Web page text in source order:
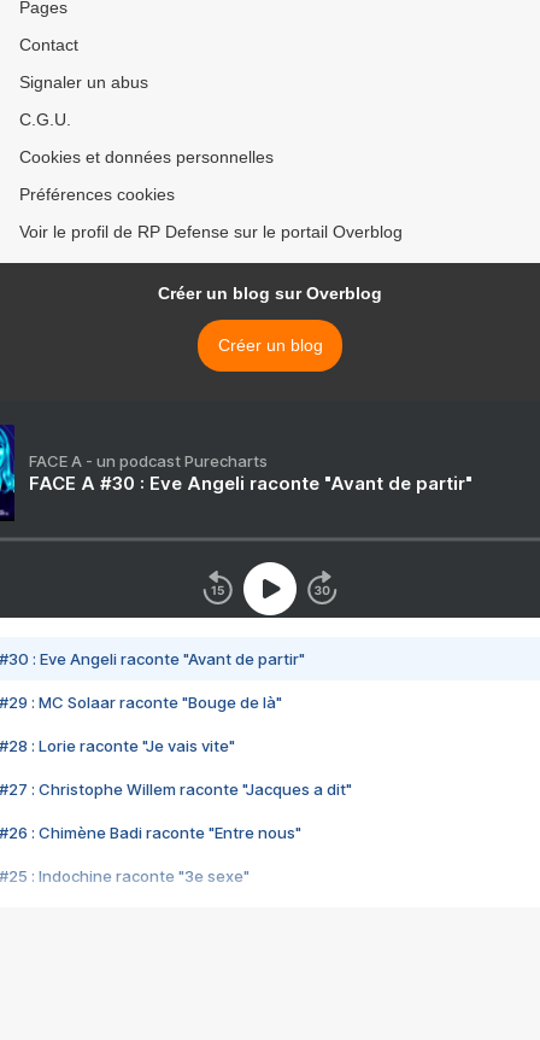
Pages
Contact
Signaler un abus
C.G.U.
Cookies et données personnelles
Préférences cookies
Voir le profil de RP Defense sur le portail Overblog
Créer un blog sur Overblog
Créer un blog
FACE A - un podcast Purecharts
FACE A #30 : Eve Angeli raconte "Avant de partir"
#30 : Eve Angeli raconte "Avant de partir"
#29 : MC Solaar raconte "Bouge de là"
#28 : Lorie raconte "Je vais vite"
#27 : Christophe Willem raconte "Jacques a dit"
#26 : Chimène Badi raconte "Entre nous"
#25 : Indochine raconte "3e sexe"